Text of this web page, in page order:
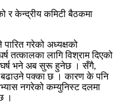
र केन्द्रीय कमिटी बैठकमा
गरेको अध्यक्षको
तत्कालका लागि विश्राम दिएको
भने अब सुरू हुनेछ । सँगै,
बढाउने पक्का छ । कारण के पनि
नगरेको कम्युनिस्ट दलमा
।